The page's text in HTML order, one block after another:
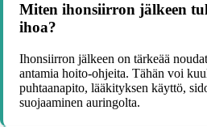
Miten ihonsiirron jälkeen
ihoa?
Ihonsiirron jälkeen on tärkeää
antamia hoito-ohjeita. Tähän voi
puhtaanapito, lääkityksen käyttö,
suojaaminen auringolta.